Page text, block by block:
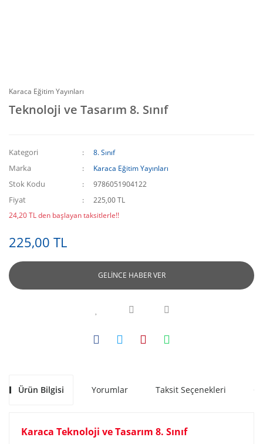
Karaca Eğitim Yayınları
Teknoloji ve Tasarım 8. Sınıf
Kategori 8. Sınıf
Marka Karaca Eğitim Yayınları
Stok Kodu 9786051904122
Fiyat
225,00 TL
24,20 TL den başlayan taksitlerle!!
225,00 TL
GELİNCE HABER VER
Ürün Bilgisi Yorumlar Taksit Seçenekleri
Karaca Teknoloji ve Tasarım 8. Sınıf